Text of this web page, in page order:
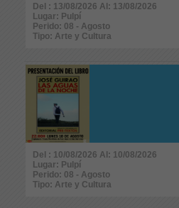
Del : 13/08/2026 Al: 13/08/2026
Lugar: Pulpí
Perido: 08 - Agosto
Tipo: Arte y Cultura
Del : 10/08/2026 Al: 10/08/2026
Lugar: Pulpí
Perido: 08 - Agosto
Tipo: Arte y Cultura